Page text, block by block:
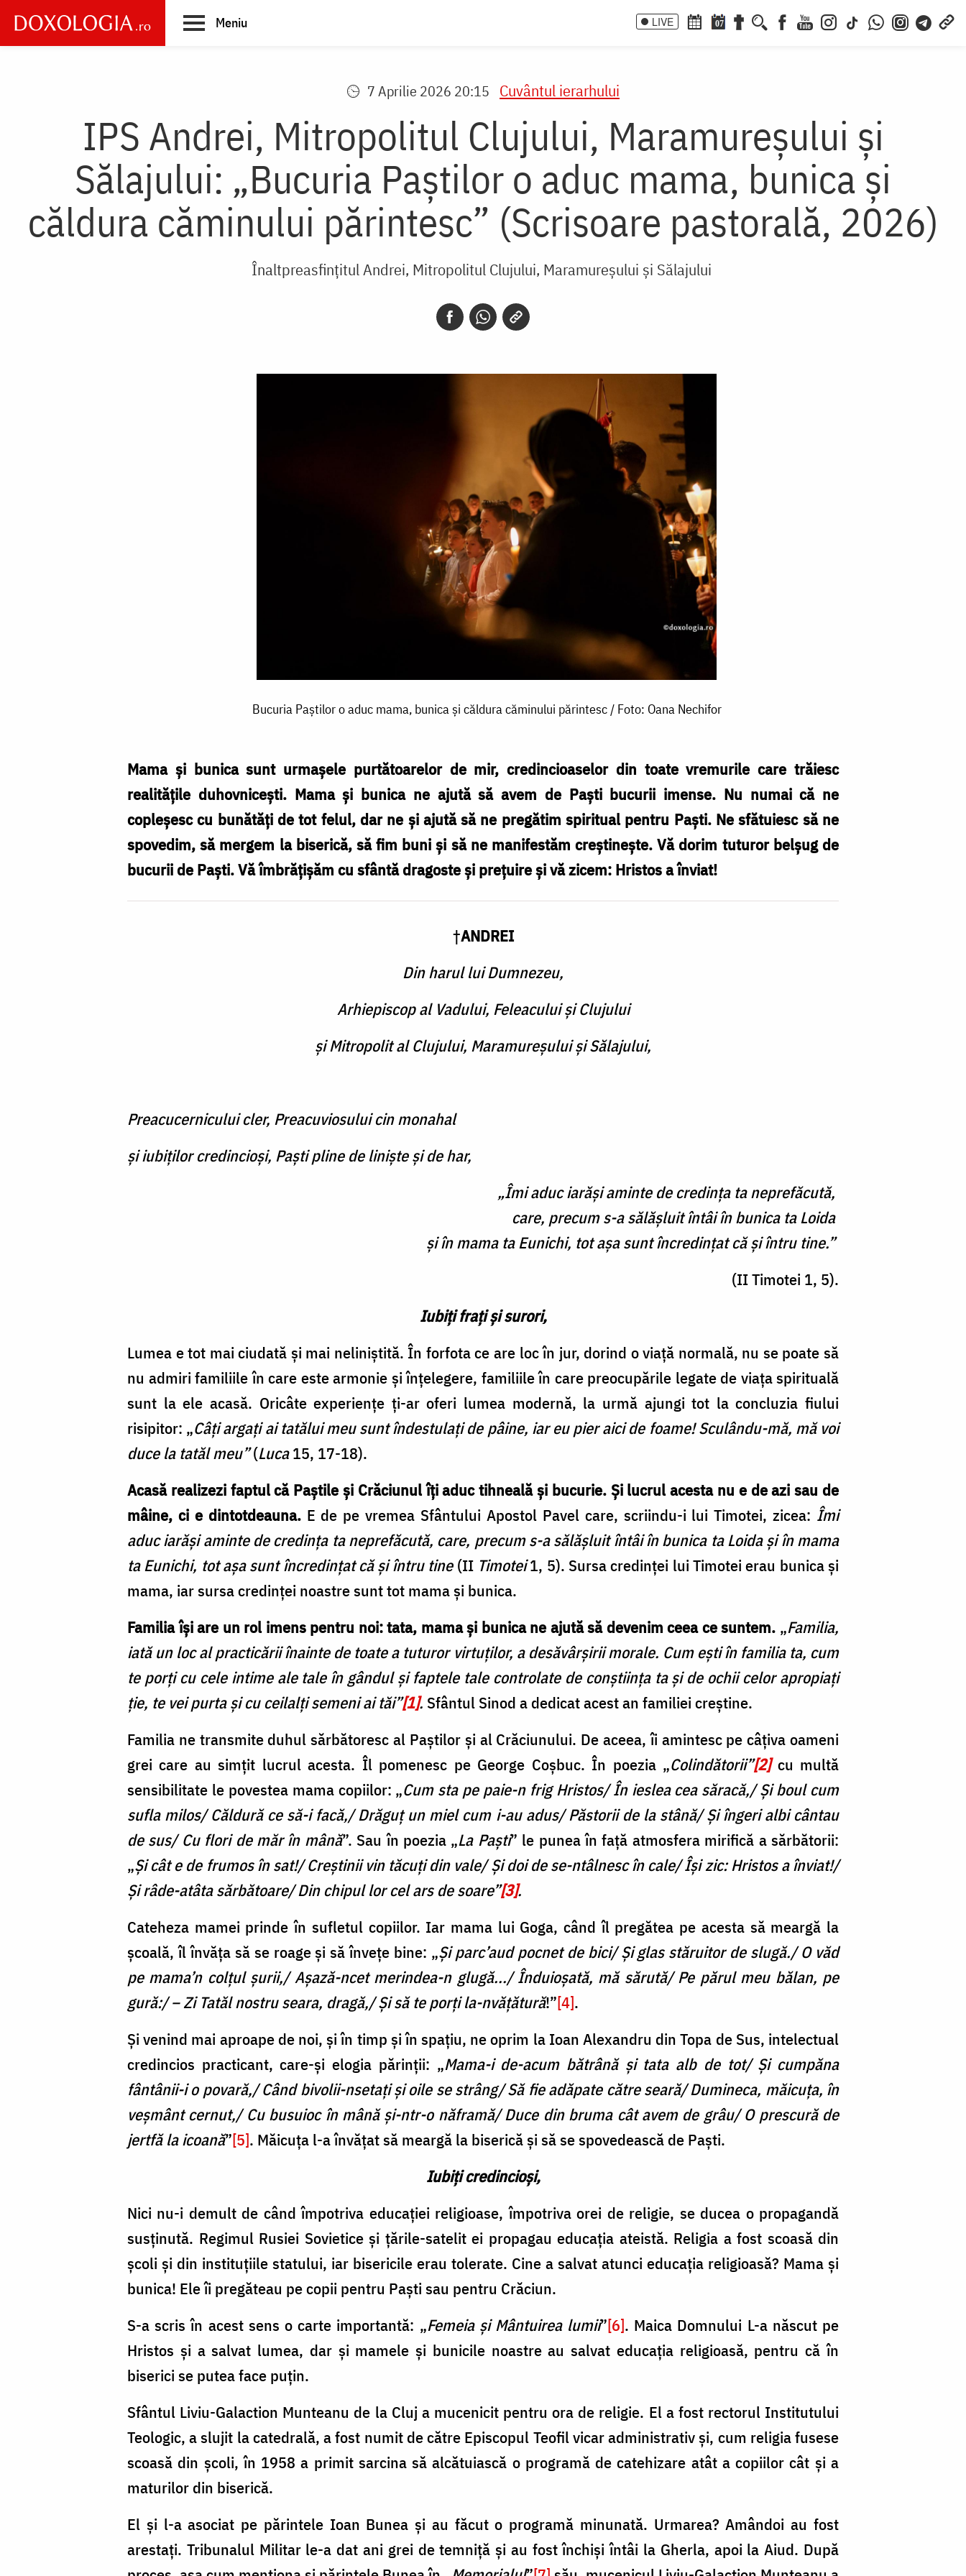
main
Meniu LIVE 07
7 Aprilie 2026 20:15 Cuvântul ierarhului
IPS Andrei, Mitropolitul Clujului, Maramureșului și
Sălajului: „Bucuria Paștilor o aduc mama, bunica și
căldura căminului părintesc” (Scrisoare pastorală, 2026)
Înaltpreasfințitul Andrei, Mitropolitul Clujului, Maramureșului și Sălajului
Bucuria Paștilor o aduc mama, bunica și căldura căminului părintesc / Foto: Oana Nechifor
Mama și bunica sunt urmașele purtătoarelor de mir, credincioaselor din toate vremurile care trăiesc
realitățile duhovnicești. Mama și bunica ne ajută să avem de Paști bucurii imense. Nu numai că ne
copleșesc cu bunătăți de tot felul, dar ne și ajută să ne pregătim spiritual pentru Paști. Ne sfătuiesc să ne
spovedim, să mergem la biserică, să fim buni și să ne manifestăm creștinește. Vă dorim tuturor belșug de
bucurii de Paști. Vă îmbrățișăm cu sfântă dragoste și prețuire și vă zicem: Hristos a înviat!
†ANDREI
Din harul lui Dumnezeu,
Arhiepiscop al Vadului, Feleacului şi Clujului
și Mitropolit al Clujului, Maramureşului şi Sălajului,
Preacucernicului cler, Preacuviosului cin monahal
şi iubiților credincioși, Paști pline de liniște și de har,
„Îmi aduc iarăși aminte de credința ta neprefăcută,
care, precum s-a sălășluit întâi în bunica ta Loida
și în mama ta Eunichi, tot așa sunt încredințat că și întru tine.”
(II Timotei 1, 5).
Iubiți frați și surori,
Lumea e tot mai ciudată și mai neliniștită. În forfota ce are loc în jur, dorind o viață normală, nu se poate să
nu admiri familiile în care este armonie și înțelegere, familiile în care preocupările legate de viața spirituală
sunt la ele acasă. Oricâte experiențe ți-ar oferi lumea modernă, la urmă ajungi tot la concluzia fiului
risipitor: „Câți argați ai tatălui meu sunt îndestulați de pâine, iar eu pier aici de foame! Sculându-mă, mă voi
duce la tatăl meu”(Luca15, 17-18).
Acasă realizezi faptul că Paștile și Crăciunul îți aduc tihneală și bucurie. Și lucrul acesta nu e de azi sau de
mâine, ci e dintotdeauna.E de pe vremea Sfântului Apostol Pavel care, scriindu-i lui Timotei, zicea: Îmi
aduc iarăși aminte de credința ta neprefăcută, care, precum s-a sălășluit întâi în bunica ta Loida și în mama
ta Eunichi, tot așa sunt încredințat că și întru tine (II Timotei1, 5). Sursa credinței lui Timotei erau bunica și
mama, iar sursa credinței noastre sunt tot mama și bunica.
Familia își are un rol imens pentru noi: tata, mama și bunica ne ajută să devenim ceea ce suntem. „Familia,
iată un loc al practicării înainte de toate a tuturor virtuților, a desăvârșirii morale. Cum ești în familia ta, cum
te porți cu cele intime ale tale în gândul și faptele tale controlate de conștiința ta și de ochii celor apropiați
ție, te vei purta și cu ceilalți semeni ai tăi”[1]. Sfântul Sinod a dedicat acest an familiei creștine.
Familia ne transmite duhul sărbătoresc al Paștilor și al Crăciunului. De aceea, îi amintesc pe câțiva oameni
grei care au simțit lucrul acesta. Îl pomenesc pe George Coșbuc. În poezia „Colindătorii”[2]cu multă
sensibilitate le povestea mama copiilor: „Cum sta pe paie-n frig Hristos/ În ieslea cea săracă,/ Și boul cum
sufla milos/ Căldură ce să-i facă,/ Drăguț un miel cum i-au adus/ Păstorii de la stână/ Și îngeri albi cântau
de sus/ Cu flori de măr în mână”. Sau în poezia „La Paști” le punea în față atmosfera mirifică a sărbătorii:
„Şi cât e de frumos în sat!/ Creştinii vin tăcuţi din vale/ Şi doi de se-ntâlnesc în cale/ Îşi zic: Hristos a înviat!/
Şi râde-atâta sărbătoare/ Din chipul lor cel ars de soare”[3].
Cateheza mamei prinde în sufletul copiilor. Iar mama lui Goga, când îl pregătea pe acesta să meargă la
școală, îl învăța să se roage și să învețe bine: „Și parc’aud pocnet de bici/ Și glas stăruitor de slugă./ O văd
pe mama’n colţul şurii,/ Aşază-ncet merindea-n glugă.../ Înduioşată, mă sărută/ Pe părul meu bălan, pe
gură:/ – Zi Tatăl nostru seara, dragă,/ Şi să te porţi la-nvăţătură!”[4].
Și venind mai aproape de noi, și în timp și în spațiu, ne oprim la Ioan Alexandru din Topa de Sus, intelectual
credincios practicant, care-și elogia părinții: „Mama-i de-acum bătrână şi tata alb de tot/ Şi cumpăna
fântânii-i o povară,/ Când bivolii-nsetaţi şi oile se strâng/ Să fie adăpate către seară/ Dumineca, măicuţa, în
veşmânt cernut,/ Cu busuioc în mână şi-ntr-o năframă/ Duce din bruma cât avem de grâu/ O prescură de
jertfă la icoană”[5]. Măicuța l-a învățat să meargă la biserică și să se spovedească de Paști.
Iubiți credincioși,
Nici nu-i demult de când împotriva educației religioase, împotriva orei de religie, se ducea o propagandă
susținută. Regimul Rusiei Sovietice și țările-satelit ei propagau educația ateistă. Religia a fost scoasă din
școli și din instituțiile statului, iar bisericile erau tolerate. Cine a salvat atunci educația religioasă? Mama și
bunica! Ele îi pregăteau pe copii pentru Paști sau pentru Crăciun.
S-a scris în acest sens o carte importantă: „Femeia și Mântuirea lumii”[6]. Maica Domnului L-a născut pe
Hristos și a salvat lumea, dar și mamele și bunicile noastre au salvat educația religioasă, pentru că în
biserici se putea face puțin.
Sfântul Liviu-Galaction Munteanu de la Cluj a mucenicit pentru ora de religie. El a fost rectorul Institutului
Teologic, a slujit la catedrală, a fost numit de către Episcopul Teofil vicar administrativ și, cum religia fusese
scoasă din școli, în 1958 a primit sarcina să alcătuiască o programă de catehizare atât a copiilor cât și a
maturilor din biserică.
El și l-a asociat pe părintele Ioan Bunea și au făcut o programă minunată. Urmarea? Amândoi au fost
arestați. Tribunalul Militar le-a dat ani grei de temniță și au fost închiși întâi la Gherla, apoi la Aiud. După